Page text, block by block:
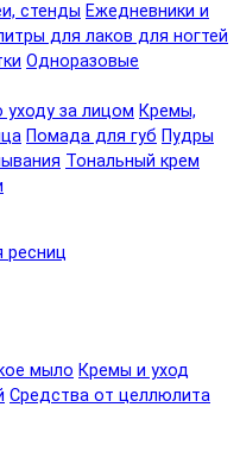
стенды Ежедневники и
для лаков для ногтей
Одноразовые
уходу за лицом Кремы,
Помада для губ Пудры
Тональный крем
ресниц
мыло Кремы и уход
Средства от целлюлита